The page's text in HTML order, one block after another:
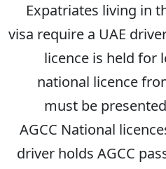
Expatriates living in
visa require a UAE
licence is held for
national licence
must be
AGCC National
driver holds AGCC